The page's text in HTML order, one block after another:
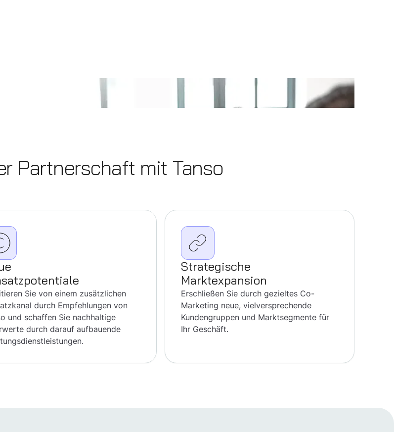
Partnerschaft mit Tanso
Sie von einem zusätzlichen
durch Empfehlungen von
und schaffen Sie nachhaltige
durch darauf aufbauende
Strategische
Marktexpansion
Erschließen Sie durch gezieltes Co-
Marketing neue, vielversprechende
Kundengruppen und Marktsegmente für
Ihr Geschäft.